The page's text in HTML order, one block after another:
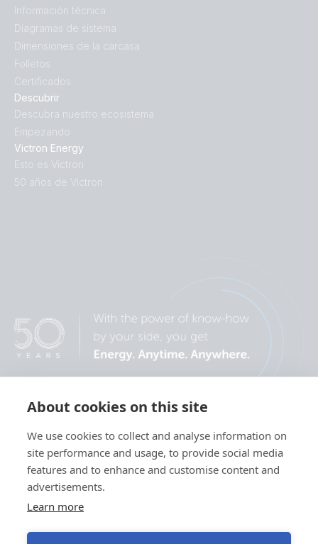
About cookies on this site
We use cookies to collect and analyse information on
site performance and usage, to provide social media
features and to enhance and customise content and
advertisements.
Learn more
Descubrir
Descubra nuestro ecosistema
Empezando
Victron Energy
Esto es Victron
50 años de Victron
Información técnica
Diagramas de sistema
Dimensiones de la carcasa
Folletos
Certificados